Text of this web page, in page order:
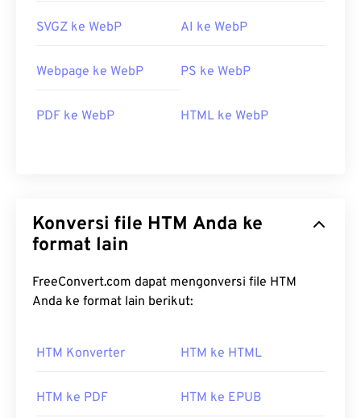
SVGZ ke WebP AI ke WebP
Webpage ke WebP PS ke WebP
PDF ke WebP HTML ke WebP
Konversi file HTM Anda ke
format lain
FreeConvert.com dapat mengonversi file HTM
Anda ke format lain berikut:
HTM Konverter HTM ke HTML
HTM ke PDF HTM ke EPUB